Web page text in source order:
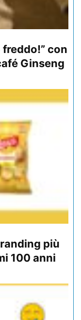
freddo!” con
Ginseng
più
100 anni